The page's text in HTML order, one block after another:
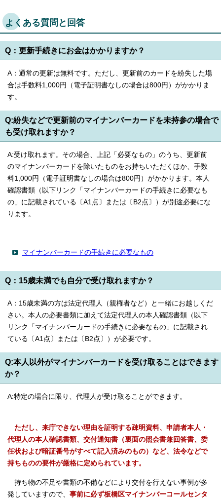
よくある質問と回答
Q：更新手続きにお金はかかりますか？
A：通常の更新は無料です。ただし、更新前のカードを紛失した場
合は手数料1,000円（電子証明書なしの場合は800円）がかかりま
す。
Q:紛失などで更新前のマイナンバーカードを未持参の場合で
も受け取れますか？
A:受け取れます。その場合、上記「必要なもの」のうち、更新前
のマイナンバーカードを除いたものをお持ちいただくほか、手数
料1,000円（電子証明書なしの場合は800円）がかかります。本人
確認書類（以下リンク「マイナンバーカードの手続きに必要なも
の」に記載されている〔A1点〕または〔B2点〕）が別途必要にな
ります。
マイナンバーカードの手続きに必要なもの
Q：15歳未満でも自分で受け取れますか？
A：15歳未満の方は法定代理人（親権者など）と一緒にお越しくだ
さい。本人の必要書類に加えて法定代理人の本人確認書類（以下
リンク「マイナンバーカードの手続きに必要なもの」に記載され
ている〔A1点〕または〔B2点〕）が必要です。
Q:本人以外がマイナンバーカードを受け取ることはできます
か？
A:特定の場合に限り、代理人が受け取ることができます。
ただし、来庁できない理由を証明する疎明資料、申請者本人・
代理人の本人確認書類、交付通知書（裏面の照会書兼回答書、委
任状および暗証番号がすべて記入済みのもの）など、法令などで
持ちものの要件が厳格に定められています。
持ち物の不足や書類の不備などにより交付を行えない事例が多
発していますので、 事前に必ず板橋区マイナンバーコールセンタ